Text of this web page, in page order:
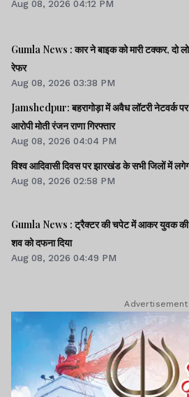
Aug 08, 2026 04:12 PM
Gumla News : कार ने बाइक को मारी टक्कर, दो
रेफर
Aug 08, 2026 03:38 PM
Jamshedpur: बहरागोड़ा में अवैध लॉटरी नेटवर्क
आरोपी मोती रंजन राणा गिरफ्तार
Aug 08, 2026 04:04 PM
विश्व आदिवासी दिवस पर झारखंड के सभी जिलों में
Aug 08, 2026 02:58 PM
Gumla News : ट्रैक्टर की चपेट में आकर युवक की
शव को दफना दिया
Aug 08, 2026 04:49 PM
Advertisement